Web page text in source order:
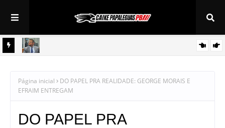
Página inicial
DO PAPEL PRA REALIDADE: GEORGE MORAIS E
EFRAIM ENTREGAM
DO PAPEL PRA